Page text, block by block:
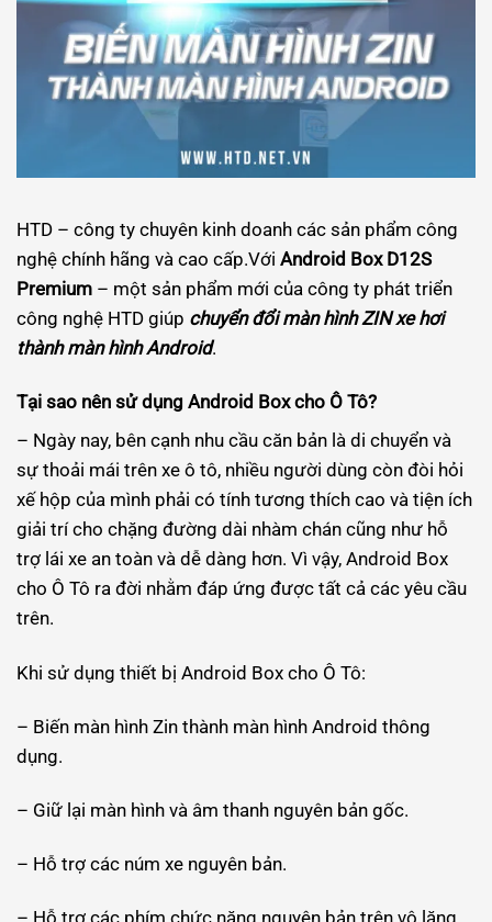
HTD – công ty chuyên kinh doanh các sản phẩm công
nghệ chính hãng và cao cấp.Với Android Box D12S
Premium – một sản phẩm mới của công ty phát triển
công nghệ HTD giúp chuyển đổi màn hình ZIN xe hơi
thành màn hình Android.
Tại sao nên sử dụng Android Box cho Ô Tô?
– Ngày nay, bên cạnh nhu cầu căn bản là di chuyển và
sự thoải mái trên xe ô tô, nhiều người dùng còn đòi hỏi
xế hộp của mình phải có tính tương thích cao và tiện ích
giải trí cho chặng đường dài nhàm chán cũng như hỗ
trợ lái xe an toàn và dễ dàng hơn. Vì vậy, Android Box
cho Ô Tô ra đời nhằm đáp ứng được tất cả các yêu cầu
trên.
Khi sử dụng thiết bị Android Box cho Ô Tô:
– Biến màn hình Zin thành màn hình Android thông
dụng.
– Giữ lại màn hình và âm thanh nguyên bản gốc.
– Hỗ trợ các núm xe nguyên bản.
– Hỗ trợ các phím chức năng nguyên bản trên vô lăng.